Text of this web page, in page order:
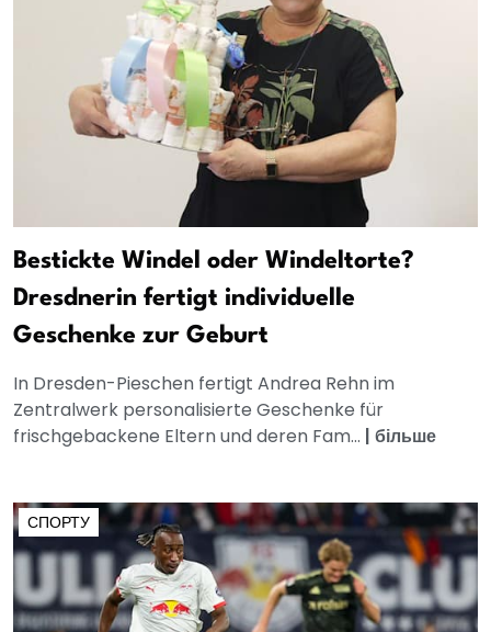
Bestickte Windel oder Windeltorte?
Dresdnerin fertigt individuelle
Geschenke zur Geburt
In Dresden-Pieschen fertigt Andrea Rehn im
Zentralwerk personalisierte Geschenke für
frischgebackene Eltern und deren Fam... | більше
СПОРТУ